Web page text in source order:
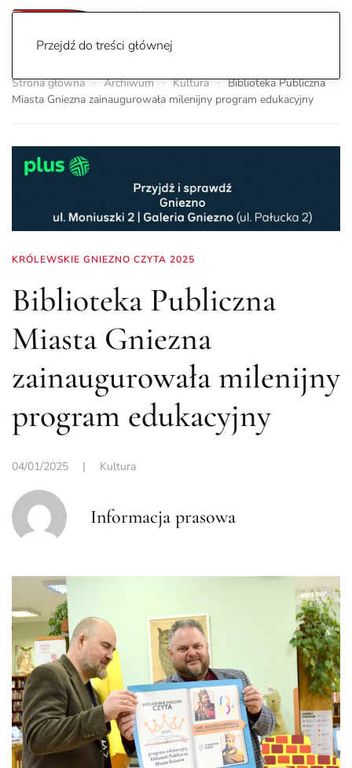
Przejdź do treści głównej
Strona główna Archiwum Kultura
Biblioteka Publiczna
Miasta Gniezna zainaugurowała milenijny program edukacyjny
KRÓLEWSKIE GNIEZNO CZYTA 2025
Biblioteka Publiczna
Miasta Gniezna
zainaugurowała milenijny
program edukacyjny
04/01/2025 | Kultura
Informacja prasowa